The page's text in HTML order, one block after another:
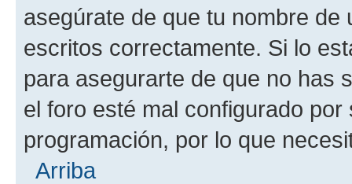
asegúrate de que tu nombre
escritos correctamente. Si lo
para asegurarte de que no has
el foro esté mal configurado
programación, por lo que
Arriba